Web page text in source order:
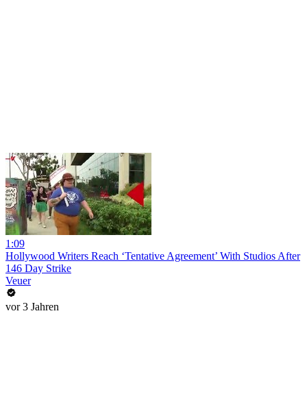
1:09
Hollywood Writers Reach ‘Tentative Agreement’ With Studios After
146 Day Strike
Veuer
vor 3 Jahren